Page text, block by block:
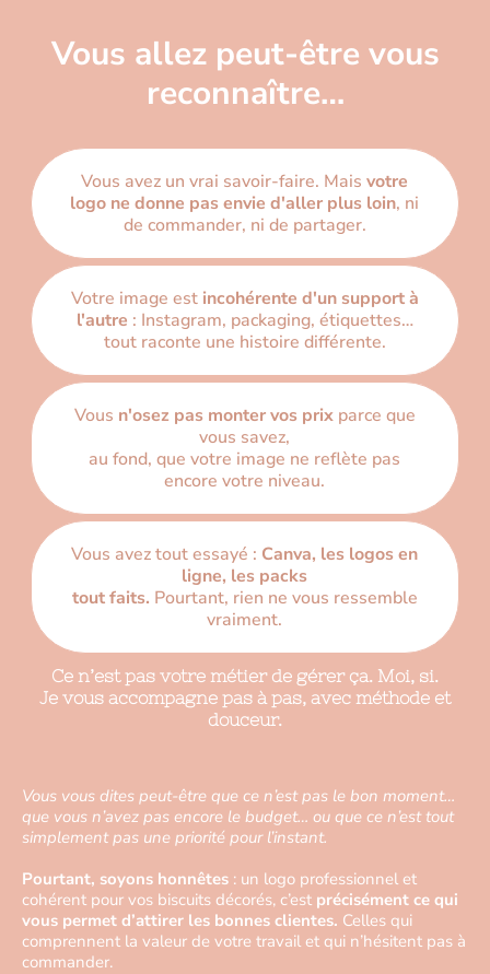
Vous allez peut-être vous
reconnaître…
Vous avez un vrai savoir-faire. Maisvotre
logo ne donne pas envie d'aller plus loin, ni
de commander, ni de partager.
Votre image est incohérente d'un support à
l'autre : Instagram, packaging, étiquettes…
tout raconte une histoire différente.
Vous n'osez pas monter vos prixparce que
vous savez,
au fond, que votre image ne reflète pas
encore votre niveau.
Vous avez tout essayé : Canva, les logos en
ligne, les packs
tout faits. Pourtant, rien ne vous ressemble
vraiment.
Ce n’est pas votre métier de gérer ça. Moi, si.
Je vous accompagne pas à pas, avec méthode et
douceur.
Vous vous dites peut-être que ce n’est pas le bon moment…
que vous n’avez pas encore le budget… ou que ce n’est tout
simplement pas une priorité pour l’instant.
Pourtant, soyons honnêtes : un logo professionnel et
cohérent pour vos biscuits décorés, c’est précisément ce qui
vous permet d’attirer les bonnes clientes. Celles qui
comprennent la valeur de votre travail et qui n’hésitent pas à
commander.